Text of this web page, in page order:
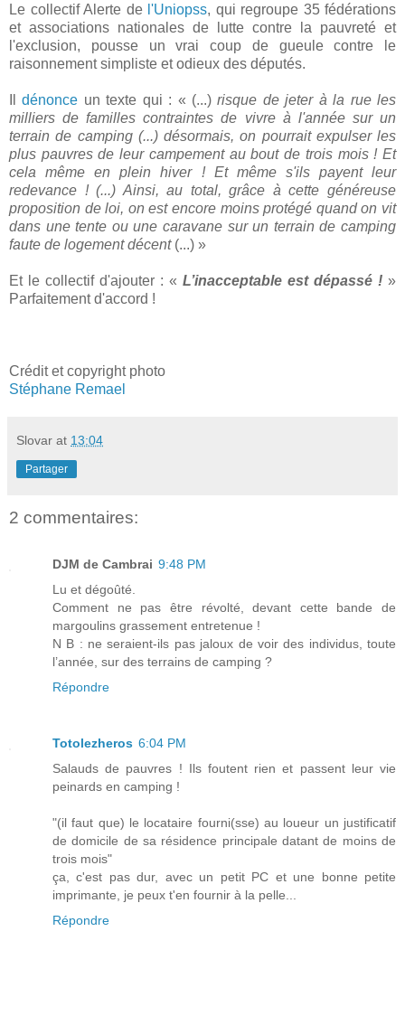
Le collectif Alerte del'Uniopss, qui regroupe 35 fédérations
et associations nationales de lutte contre la pauvreté et
l'exclusion, pousse un vrai coup de gueule contre le
raisonnement simpliste et odieux des députés.
Ildénonce un texte qui : « (...)risque de jeter à la rue les
milliers de familles contraintes de vivre à l'année sur un
terrain de camping (...) désormais, on pourrait expulser les
plus pauvres de leur campement au bout de trois mois ! Et
cela même en plein hiver ! Et même s'ils payent leur
redevance ! (...) Ainsi, au total, grâce à cette généreuse
proposition de loi, on est encore moins protégé quand on vit
dans une tente ou une caravane sur un terrain de camping
faute de logement décent (...) »
Et le collectif d'ajouter : « L’inacceptable est dépassé ! »
Parfaitement d'accord !
Crédit et copyright photo
Stéphane Remael
Slovar at 13:04
Partager
2 commentaires:
DJM de Cambrai 9:48 PM
Lu et dégoûté.
Comment ne pas être révolté, devant cette bande de
margoulins grassement entretenue !
N B : ne seraient-ils pas jaloux de voir des individus, toute
l’année, sur des terrains de camping ?
Répondre
Totolezheros 6:04 PM
Salauds de pauvres ! Ils foutent rien et passent leur vie
peinards en camping !
"(il faut que) le locataire fourni(sse) au loueur un justificatif
de domicile de sa résidence principale datant de moins de
trois mois"
ça, c'est pas dur, avec un petit PC et une bonne petite
imprimante, je peux t'en fournir à la pelle...
Répondre